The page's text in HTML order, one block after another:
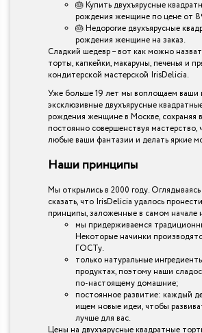
🎂 Купить двухъярусные
рождения женщине по цене от
🎂 Недорогие двухъярусные
рождения женщине на заказ.
Сладкий шедевр – вот как можно
торты, капкейки, макаруны, печенья и
кондитерской мастерской IrisDelicia.
Уже больше 19 лет мы воплощаем ваши
эксклюзивные двухъярусные
рождения женщине в Москве, сохраняя
постоянно совершенствуя мастерство,
любые ваши фантазии и делать яркие
Наши принципы
Мы открылись в 2000 году.
сказать, что IrisDelicia удалось
принципы, заложенные в самом начале
мы придерживаемся
Некоторые начинки
ГОСТу.
только натуральные
продуктах, поэтому наши
по-настоящему домашние;
постоянное развитие: каждый
ищем новые идеи, чтобы
лучше для вас.
Цены на двухъярусные квадратные